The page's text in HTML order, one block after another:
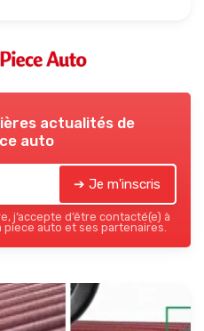
actualités de
auto
➔ Je m'inscris
j’accepte d’être contacté(e) à
auto et ses partenaires.